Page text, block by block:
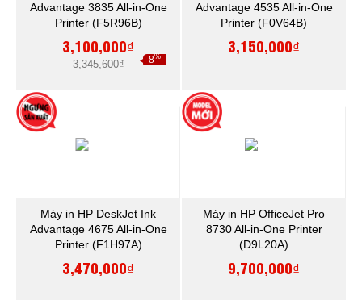
Advantage 3835 All-in-One
Printer (F5R96B)
3,100,000₫
3,345,600₫ -8%
Advantage 4535 All-in-One
Printer (F0V64B)
3,150,000₫
Máy in HP DeskJet Ink
Advantage 4675 All-in-One
Printer (F1H97A)
3,470,000₫
Máy in HP OfficeJet Pro
8730 All-in-One Printer
(D9L20A)
9,700,000₫